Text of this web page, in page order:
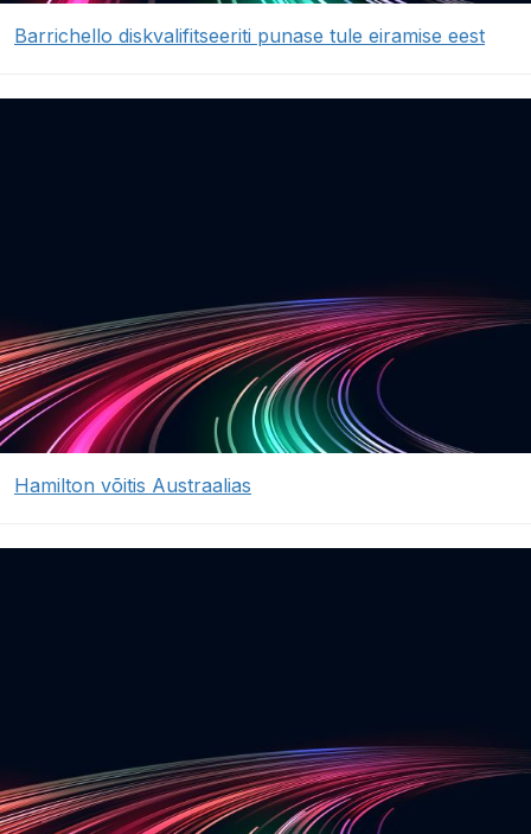
Barrichello diskvalifitseeriti punase tule eiramise eest
Hamilton võitis Austraalias